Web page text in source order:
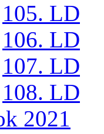
105. LD
106. LD
107. LD
108. LD
2021